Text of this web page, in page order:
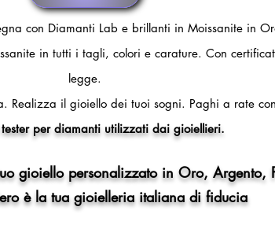
con Diamanti Lab e brillanti in Moissanite in
in tutti i tagli, colori e carature. Con
legge.
Realizza il gioiello dei tuoi sogni. Paghi a rate
per diamanti utilizzati dai gioiellieri.
gioiello personalizzato in Oro, Argento,
è la tua gioielleria italiana di fiducia